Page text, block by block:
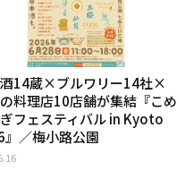
14蔵×ブルワリー14社×
料理店10店舗が集結『こめ
フェスティバル in Kyoto
』／梅小路公園